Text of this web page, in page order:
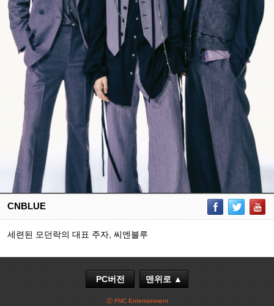
CNBLUE
세련된 모던락의 대표 주자, 씨엔블루
PC버전 맨위로 ▲
ⓒ FNC Entertainment